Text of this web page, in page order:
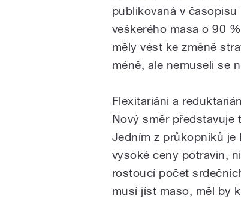
publikovaná v
veškerého masa o 90
měly vést ke změně
méně, ale nemuseli se
Flexitariáni a
Nový směr představuje
Jedním z průkopníků je
vysoké ceny potravin,
rostoucí počet
musí jíst maso, měl by